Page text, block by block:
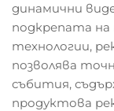
динамични
подкрепата
технологии,
позволява
събития,
продуктова